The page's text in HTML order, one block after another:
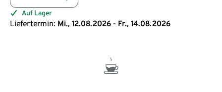
Auf Lager
Liefertermin: Mi., 12.08.2026 - Fr., 14.08.2026